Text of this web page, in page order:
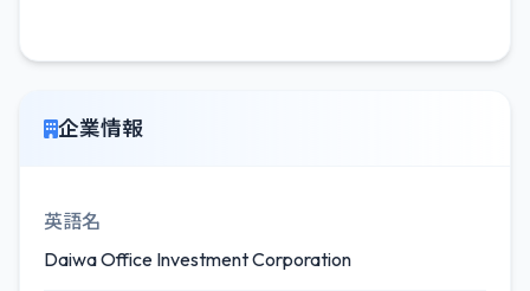
企業情報
英語名
Daiwa Office Investment Corporation